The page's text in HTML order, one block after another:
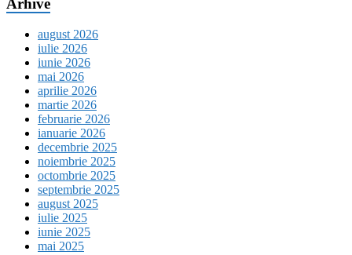
Arhive
august 2026
iulie 2026
iunie 2026
mai 2026
aprilie 2026
martie 2026
februarie 2026
ianuarie 2026
decembrie 2025
noiembrie 2025
octombrie 2025
septembrie 2025
august 2025
iulie 2025
iunie 2025
mai 2025